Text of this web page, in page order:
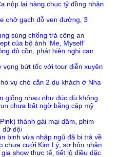
nộp lại hàng chục tỷ đồng nhận
chở gạch đỗ ven đường, 3
súng chống trả công an
của bộ ảnh 'Me, Myself'
độ cồn, phát hiện nghi can
vọng bứt tốc với tour diễn xuyên
vụ chó cắn 2 du khách ở Nha
giống nhau như đúc dù không
chưa bất ngờ bằng cặp mỹ
thành gái mại dâm, phim
dữ dội
binh vừa nhập ngũ đã bị trả về
chưa cưới Kim Lý, sợ hôn nhân
show thực tế, tiết lộ điều đặc